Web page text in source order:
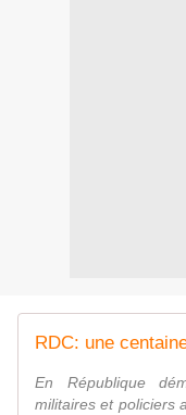
En République
militaires et policiers